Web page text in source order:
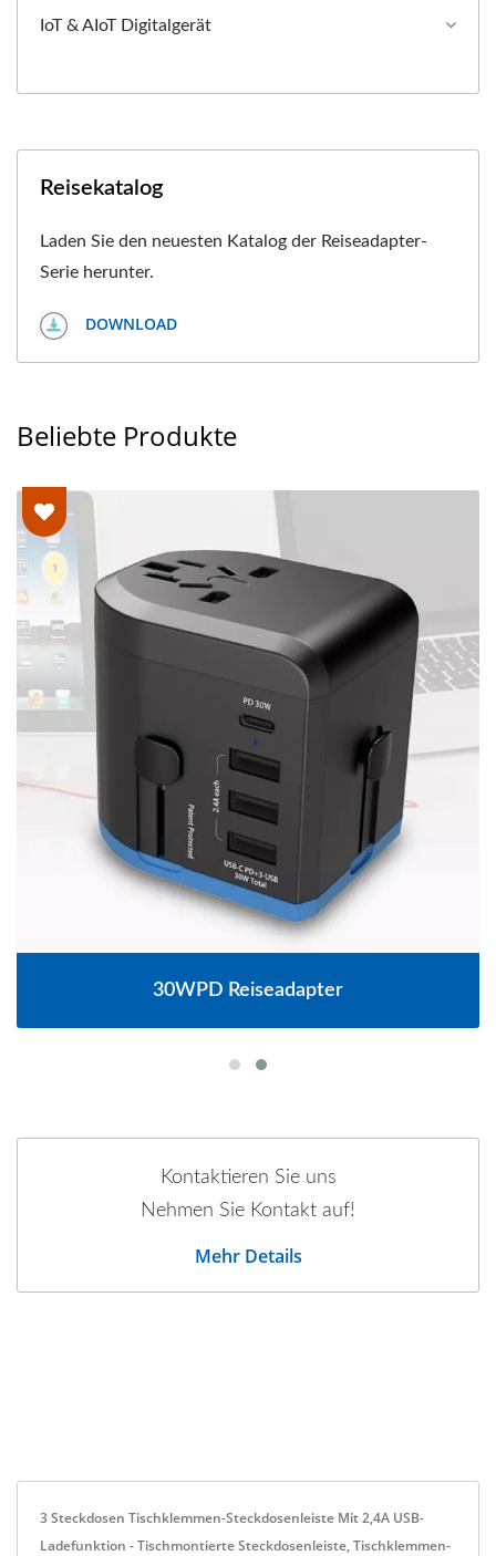
IoT & AIoT Digitalgerät
Reisekatalog
Laden Sie den neuesten Katalog der Reiseadapter-
Serie herunter.
DOWNLOAD
Beliebte Produkte
30WPD Reiseadapter
Kontaktieren Sie uns
Nehmen Sie Kontakt auf!
Mehr Details
3 Steckdosen Tischklemmen-Steckdosenleiste Mit 2,4A USB-
Ladefunktion - Tischmontierte Steckdosenleiste, Tischklemmen-